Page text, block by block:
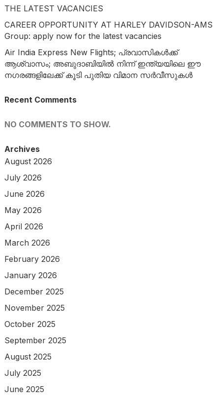
THE LATEST VACANCIES
CAREER OPPORTUNITY AT HARLEY DAVIDSON-AMS
Group: apply now for the latest vacancies
Air India Express New Flights; പ്രവാസികൾക്ക്
ആശ്വാസം; അബുദാബിയിൽ നിന്ന് ഇന്ത്യയിലെ ഈ
നഗരങ്ങളിലേക്ക് കൂടി പുതിയ വിമാന സർവീസുകൾ
Recent Comments
NO COMMENTS TO SHOW.
Archives
August 2026
July 2026
June 2026
May 2026
April 2026
March 2026
February 2026
January 2026
December 2025
November 2025
October 2025
September 2025
August 2025
July 2025
June 2025